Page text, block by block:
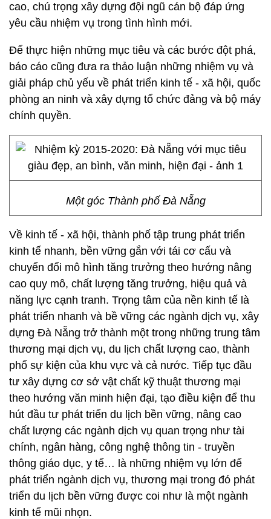
cao, chú trọng xây dựng đội ngũ cán bộ đáp ứng
yêu cầu nhiệm vụ trong tình hình mới.
Để thực hiện những mục tiêu và các bước đột phá,
báo cáo cũng đưa ra thảo luận những nhiệm vụ và
giải pháp chủ yếu về phát triển kinh tế - xã hội, quốc
phòng an ninh và xây dựng tổ chức đảng và bộ máy
chính quyền.
Một góc Thành phố Đà Nẵng
Về kinh tế - xã hội, thành phố tập trung phát triển
kinh tế nhanh, bền vững gắn với tái cơ cấu và
chuyển đổi mô hình tăng trưởng theo hướng nâng
cao quy mô, chất lượng tăng trưởng, hiệu quả và
năng lực cạnh tranh. Trọng tâm của nền kinh tế là
phát triển nhanh và bề vững các ngành dịch vụ, xây
dựng Đà Nẵng trở thành một trong những trung tâm
thương mại dịch vụ, du lịch chất lượng cao, thành
phố sự kiện của khu vực và cả nước. Tiếp tục đầu
tư xây dựng cơ sở vật chất kỹ thuật thương mại
theo hướng văn minh hiện đại, tạo điều kiện để thu
hút đầu tư phát triển du lịch bền vững, nâng cao
chất lượng các ngành dịch vụ quan trọng như tài
chính, ngân hàng, công nghệ thông tin - truyền
thông giáo dục, y tế… là những nhiệm vụ lớn để
phát triển ngành dịch vụ, thương mại trong đó phát
triển du lịch bền vững được coi như là một ngành
kinh tế mũi nhọn.